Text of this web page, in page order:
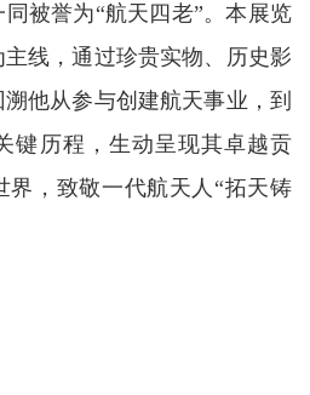
被誉为“航天四老”。本展览
线，通过珍贵实物、历史影
他从参与创建航天事业，到
键历程，生动呈现其卓越贡
界，致敬一代航天人“拓天铸